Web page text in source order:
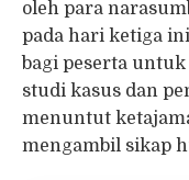
oleh para
pada hari ketiga
bagi peserta
studi kasus dan
menuntut
mengambil sikap